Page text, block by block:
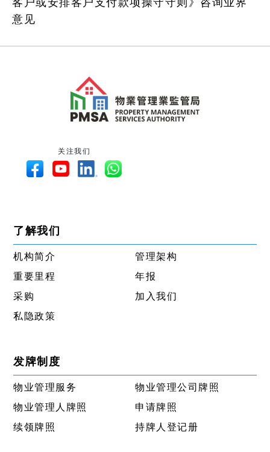
意见
关注我们
了解我们
机构简介
管理架构
重要里程
年报
采购
加入我们
私隐政策
发牌制度
物业管理服务
物业管理公司牌照
物业管理人牌照
申请牌照
续领牌照
持牌人登记册